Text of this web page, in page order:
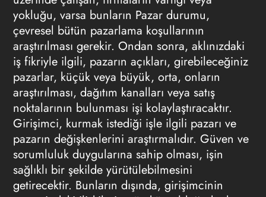
yokluğu, varsa bunların Pazar durumu,
çevresel bütün pazarlama koşullarının
araştırılması gerekir. Ondan sonra, aklınızdaki
iş fikriyle ilgili, pazarın açıkları, girebileceğiniz
pazarlar, küçük veya büyük, orta, onların
araştırılması, dağıtım kanalları veya satış
noktalarının bulunması işi kolaylaştıracaktır.
Girişimci, kurmak istediği işle ilgili pazarı ve
pazarın değişkenlerini araştırmalıdır. Güven ve
sorumluluk duygularına sahip olması, işin
sağlıklı bir şekilde yürütülebilmesini
getirecektir. Bunların dışında, girişimcinin